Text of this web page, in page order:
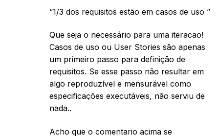
“1/3 dos requisitos estão em casos de uso ”
Que seja o necessário para uma iteracao!
Casos de uso ou User Stories são apenas
um primeiro passo para definição de
requisitos. Se esse passo não resultar em
algo reproduzível e mensurável como
especificações executáveis, não serviu de
nada..
Acho que o comentario acima se